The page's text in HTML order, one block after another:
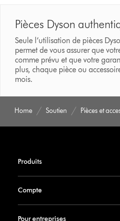
Pièces Dyson
Seule l’utilisation de pièces
permet de vous assurer que
comme prévu et que votre
plus, chaque pièce ou
mois.
Home Soutien Pièces et
Produits
Compte
Pour entreprises